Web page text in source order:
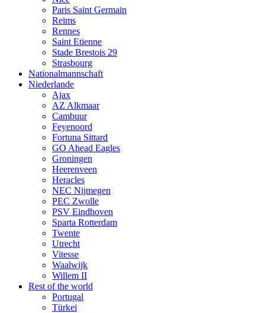
Paris Saint Germain
Reims
Rennes
Saint Etienne
Stade Brestois 29
Strasbourg
Nationalmannschaft
Niederlande
Ajax
AZ Alkmaar
Cambuur
Feyenoord
Fortuna Sittard
GO Ahead Eagles
Groningen
Heerenveen
Heracles
NEC Nijmegen
PEC Zwolle
PSV Eindhoven
Sparta Rotterdam
Twente
Utrecht
Vitesse
Waalwijk
Willem II
Rest of the world
Portugal
Türkei